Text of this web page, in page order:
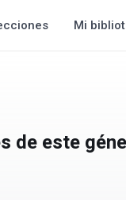
Mi
de este